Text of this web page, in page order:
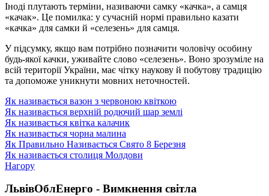
Іноді плутають терміни, називаючи самку «качка», а самця
«качак». Це помилка: у сучасній нормі правильно казати
«качка» для самки й «селезень» для самця.
У підсумку, якщо вам потрібно позначити чоловічу особину
будь-якої качки, уживайте слово «селезень». Воно зрозуміле на
всій території України, має чітку наукову й побутову традицію
та допоможе уникнути мовних неточностей.
Як називається вазон з червоною квіткою
Як називається верхній родючий шар землі
Як називається квітка калачик
Як називається чорна малина
Як Правильно Називається Свято 8 Березня
Як називається столиця Молдови
Нагору
ЛьвівОблЕнерго - Вимкнення світла